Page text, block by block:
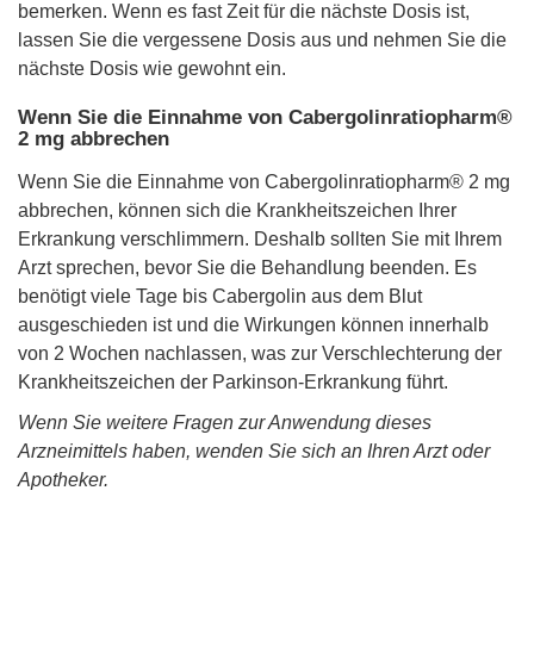
bemerken. Wenn es fast Zeit für die nächste Dosis ist,
lassen Sie die vergessene Dosis aus und nehmen Sie die
nächste Dosis wie gewohnt ein.
Wenn Sie die Einnahme von Cabergolinratiopharm®
2 mg abbrechen
Wenn Sie die Einnahme von Cabergolinratiopharm® 2 mg
abbrechen, können sich die Krankheitszeichen Ihrer
Erkrankung verschlimmern. Deshalb sollten Sie mit Ihrem
Arzt sprechen, bevor Sie die Behandlung beenden. Es
benötigt viele Tage bis Cabergolin aus dem Blut
ausgeschieden ist und die Wirkungen können innerhalb
von 2 Wochen nachlassen, was zur Verschlechterung der
Krankheitszeichen der Parkinson-Erkrankung führt.
Wenn Sie weitere Fragen zur Anwendung dieses
Arzneimittels haben, wenden Sie sich an Ihren Arzt oder
Apotheker.